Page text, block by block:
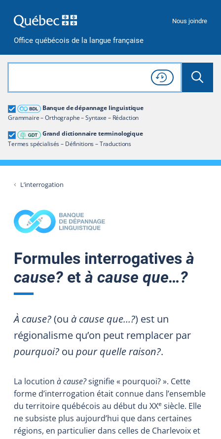
Office québécois de la langue française
Nous joindre
Rechercher dans tout le site
Lancer
Consulter l'
Historique
de recherche
Banque de dépannage linguistique
Grammaire – Orthographe – Syntaxe – Rédaction
Grand dictionnaire terminologique
Termes spécialisés – Définitions – Traductions
Grand dictionnaire terminologique
Restreindre aux termes
L’interrogation
Formules interrogatives à
cause? et à cause que…?
À cause?(ou à cause que…?) est un
régionalisme qu’on peut remplacer par
pourquoi? ou pour quelle raison?.
La locution à cause?signifie « pourquoi? ». Cette
forme d’interrogation était connue dans l’ensemble
du territoire québécois au début du XXe siècle. Elle
ne subsiste plus aujourd’hui que dans certaines
régions, en particulier dans celles de Charlevoix et